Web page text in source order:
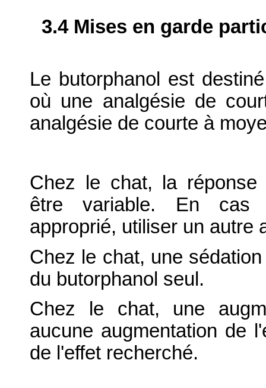
3.4 Mises en garde
Le butorphanol est
où une analgésie de
analgésie de courte à
Chez le chat, la réponse
être variable. En cas
approprié, utiliser un autre
Chez le chat, une
du butorphanol seul.
Chez le chat, une
aucune augmentation de
de l'effet recherché.